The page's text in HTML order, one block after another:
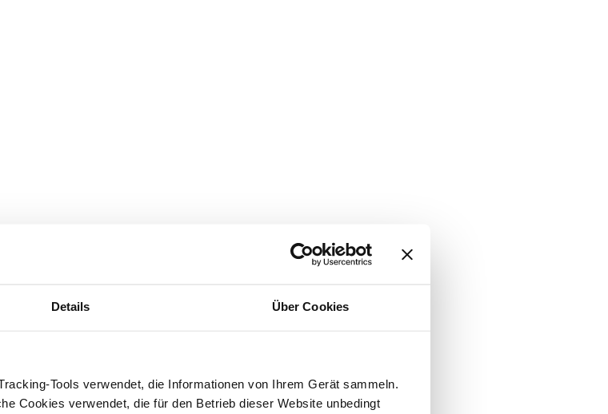
Details Über Cookies
Tools verwendet, die Informationen von Ihrem Gerät sammeln.
Cookies verwendet, die für den Betrieb dieser Website unbedingt